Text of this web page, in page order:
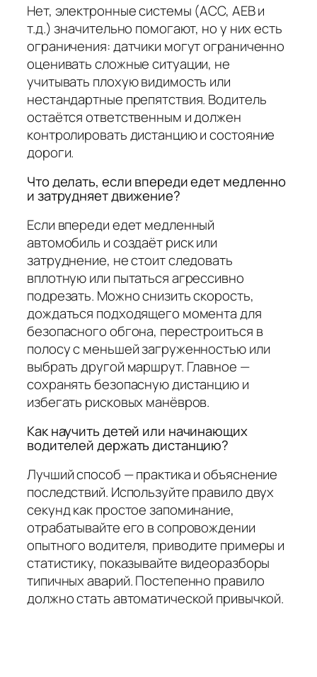
Нет, электронные системы (АСС, AEB и
т.д.) значительно помогают, но у них есть
ограничения: датчики могут ограниченно
оценивать сложные ситуации, не
учитывать плохую видимость или
нестандартные препятствия. Водитель
остаётся ответственным и должен
контролировать дистанцию и состояние
дороги.
Что делать, если впереди едет медленно
и затрудняет движение?
Если впереди едет медленный
автомобиль и создаёт риск или
затруднение, не стоит следовать
вплотную или пытаться агрессивно
подрезать. Можно снизить скорость,
дождаться подходящего момента для
безопасного обгона, перестроиться в
полосу с меньшей загруженностью или
выбрать другой маршрут. Главное —
сохранять безопасную дистанцию и
избегать рисковых манёвров.
Как научить детей или начинающих
водителей держать дистанцию?
Лучший способ — практика и объяснение
последствий. Используйте правило двух
секунд как простое запоминание,
отрабатывайте его в сопровождении
опытного водителя, приводите примеры и
статистику, показывайте видеоразборы
типичных аварий. Постепенно правило
должно стать автоматической привычкой.